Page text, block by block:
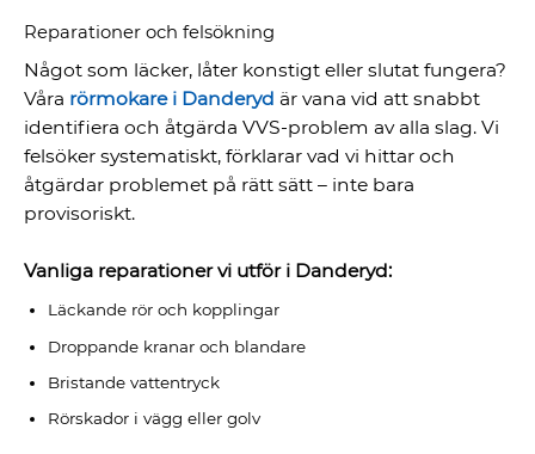
Reparationer och felsökning
Något som läcker, låter konstigt eller slutat fungera?
Våra rörmokare i Danderyd är vana vid att snabbt
identifiera och åtgärda VVS-problem av alla slag. Vi
felsöker systematiskt, förklarar vad vi hittar och
åtgärdar problemet på rätt sätt – inte bara
provisoriskt.
Vanliga reparationer vi utför i Danderyd:
Läckande rör och kopplingar
Droppande kranar och blandare
Bristande vattentryck
Rörskador i vägg eller golv